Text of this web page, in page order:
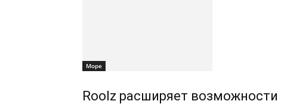
Море
Roolz расширяет